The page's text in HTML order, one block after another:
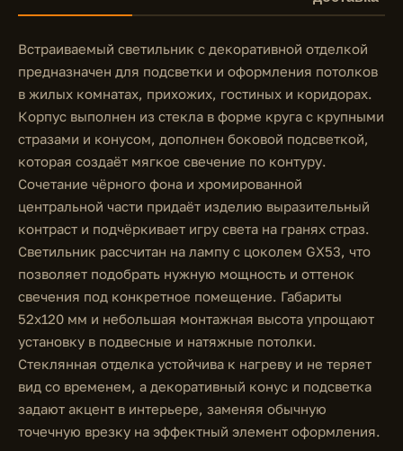
Встраиваемый светильник с декоративной отделкой
предназначен для подсветки и оформления потолков
в жилых комнатах, прихожих, гостиных и коридорах.
Корпус выполнен из стекла в форме круга с крупными
стразами и конусом, дополнен боковой подсветкой,
которая создаёт мягкое свечение по контуру.
Сочетание чёрного фона и хромированной
центральной части придаёт изделию выразительный
контраст и подчёркивает игру света на гранях страз.
Светильник рассчитан на лампу с цоколем GX53, что
позволяет подобрать нужную мощность и оттенок
свечения под конкретное помещение. Габариты
52x120 мм и небольшая монтажная высота упрощают
установку в подвесные и натяжные потолки.
Стеклянная отделка устойчива к нагреву и не теряет
вид со временем, а декоративный конус и подсветка
задают акцент в интерьере, заменяя обычную
точечную врезку на эффектный элемент оформления.